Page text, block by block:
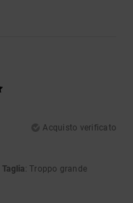
Acquisto verificato
Taglia: Troppo grande